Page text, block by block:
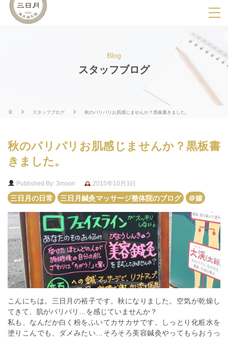
SPメニ
ー
展
用
ボ
Blog
スタッフブログ
スタッフブログ 秋のパリパリお肌感じませんか？黒板書きました。
秋のパリパリお肌感じませんか？黒板書
きました。
Published By: 3moon
2015年10月3日
三日月の日常
三日月鍼灸マッサージ整体院のブログ ＠嫁
こんにちは。三日月の裕子です。秋になりました。空気が乾燥し
てきて、肌がパリパリ…を感じていませんか？
私も、なんだか白く粉をふいてカサカサです。しっとり化粧水を
塗りこんでも、ダメみたい…そろそろ美容鍼灸やってもらおうっ